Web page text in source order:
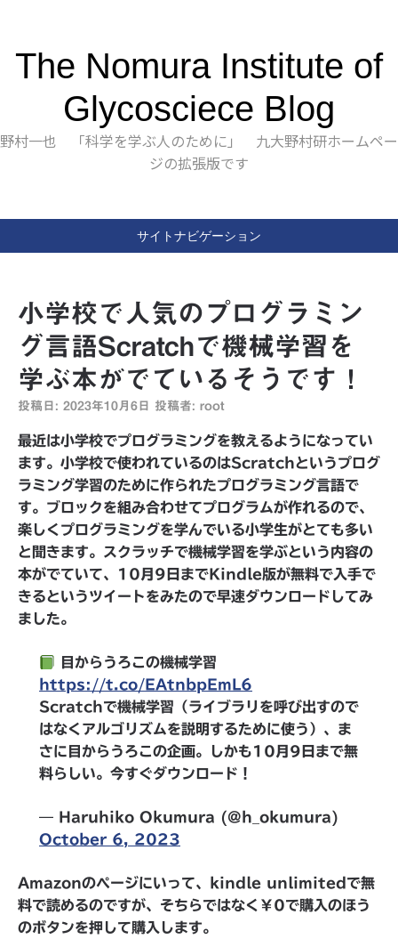
The Nomura Institute of
Glycosciece Blog
野村一也 「科学を学ぶ人のために」 九大野村研ホームペー
ジの拡張版です
サイトナビゲーション
小学校で人気のプログラミン
グ言語Scratchで機械学習を
学ぶ本がでているそうです！
投稿日: 2023年10月6日 投稿者: root
最近は小学校でプログラミングを教えるようになってい
ます。小学校で使われているのはScratchというプログ
ラミング学習のために作られたプログラミング言語で
す。ブロックを組み合わせてプログラムが作れるので、
楽しくプログラミングを学んでいる小学生がとても多い
と聞きます。スクラッチで機械学習を学ぶという内容の
本がでていて、10月9日までKindle版が無料で入手で
きるというツイートをみたので早速ダウンロードしてみ
ました。
目からうろこの機械学習
https://t.co/EAtnbpEmL6
Scratchで機械学習（ライブラリを呼び出すので
はなくアルゴリズムを説明するために使う）、ま
さに目からうろこの企画。しかも10月9日まで無
料らしい。今すぐダウンロード！
— Haruhiko Okumura (@h_okumura)
October 6, 2023
Amazonのページにいって、kindle unlimitedで無
料で読めるのですが、そちらではなく￥0で購入のほう
のボタンを押して購入します。